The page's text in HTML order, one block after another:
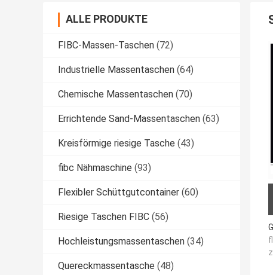
ALLE PRODUKTE
FIBC-Massen-Taschen (72)
Industrielle Massentaschen (64)
Chemische Massentaschen (70)
Errichtende Sand-Massentaschen (63)
Kreisförmige riesige Tasche (43)
fibc Nähmaschine (93)
Flexibler Schüttgutcontainer (60)
Riesige Taschen FIBC (56)
Hochleistungsmassentaschen (34)
Quereckmassentasche (48)